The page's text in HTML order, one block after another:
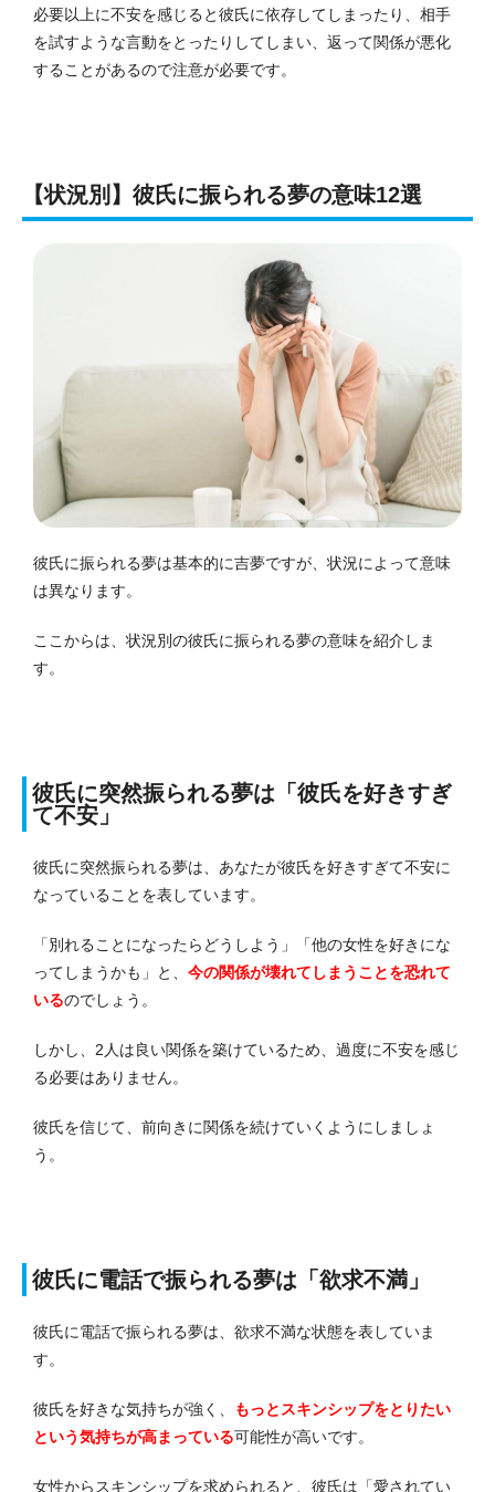
必要以上に不安を感じると彼氏に依存してしまったり、相手
を試すような言動をとったりしてしまい、返って関係が悪化
することがあるので注意が必要です。
【状況別】彼氏に振られる夢の意味12選
彼氏に振られる夢は基本的に吉夢ですが、状況によって意味
は異なります。
ここからは、状況別の彼氏に振られる夢の意味を紹介しま
す。
彼氏に突然振られる夢は「彼氏を好きすぎ
て不安」
彼氏に突然振られる夢は、あなたが彼氏を好きすぎて不安に
なっていることを表しています。
「別れることになったらどうしよう」「他の女性を好きにな
ってしまうかも」と、 今の関係が壊れてしまうことを恐れて
いるのでしょう。
しかし、2人は良い関係を築けているため、過度に不安を感じ
る必要はありません。
彼氏を信じて、前向きに関係を続けていくようにしましょ
う。
彼氏に電話で振られる夢は「欲求不満」
彼氏に電話で振られる夢は、欲求不満な状態を表していま
す。
彼氏を好きな気持ちが強く、
もっとスキンシップをとりたい
という気持ちが高まっている可能性が高いです。
女性からスキンシップを求められると、彼氏は「愛されてい